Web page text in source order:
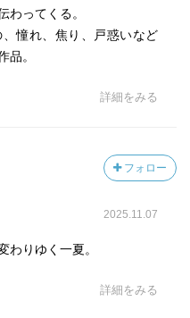
わってくる。
憧れ、焦り、戸惑いなど
品。
詳細をみる
フォロー
2025.11.07
わりゆく一夏。
詳細をみる